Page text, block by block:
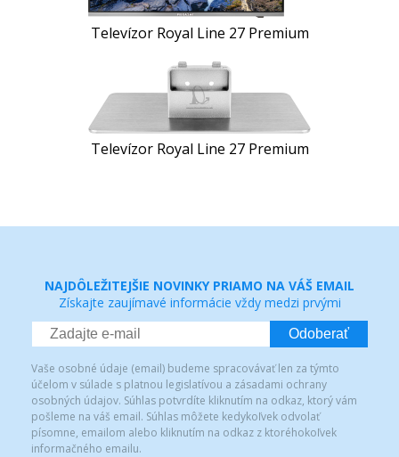
Televízor Royal Line 27 Premium
Televízor Royal Line 27 Premium
NAJDÔLEŽITEJŠIE NOVINKY PRIAMO NA VÁŠ EMAIL
Získajte zaujímavé informácie vždy medzi prvými
Odoberať
Vaše osobné údaje (email) budeme spracovávať len za týmto
účelom v súlade s platnou legislatívou a zásadami ochrany
osobných údajov. Súhlas potvrdíte kliknutím na odkaz, ktorý vám
pošleme na váš email. Súhlas môžete kedykoľvek odvolať
písomne, emailom alebo kliknutím na odkaz z ktoréhokoľvek
informačného emailu.